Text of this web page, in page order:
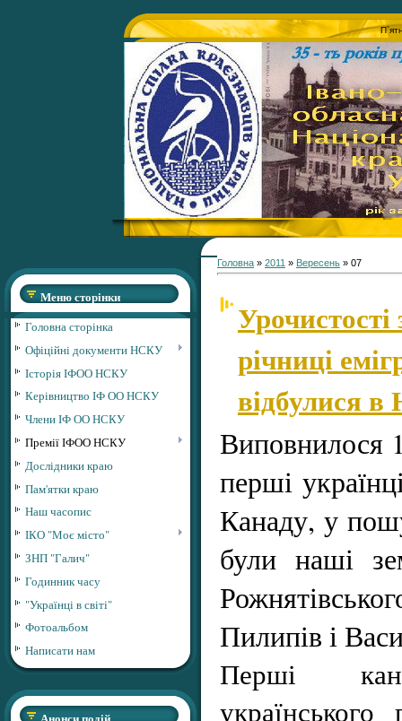
Меню сторінки
Головна сторінка
Офіційні документи НСКУ
Історія ІФОО НСКУ
Керівництво ІФ ОО НСКУ
Члени ІФ ОО НСКУ
Премії ІФОО НСКУ
Дослідники краю
Пам'ятки краю
Наш часопис
ІКО "Моє місто"
ЗНП "Галич"
Годинник часу
"Українці в світі"
Фотоальбом
Написати нам
Головна » 2011 » Вересень » 07
Урочистості
річниці
відбулися в
Виповнилося
перші
Канаду, у
були наші
Пилипів і
Перші